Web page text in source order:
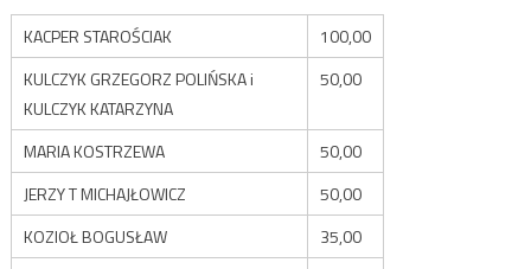
KACPER STAROŚCIAK
100,00
KULCZYK GRZEGORZ POLIŃSKA i
KULCZYK KATARZYNA
50,00
MARIA KOSTRZEWA
50,00
JERZY T MICHAJŁOWICZ
50,00
KOZIOŁ BOGUSŁAW
35,00